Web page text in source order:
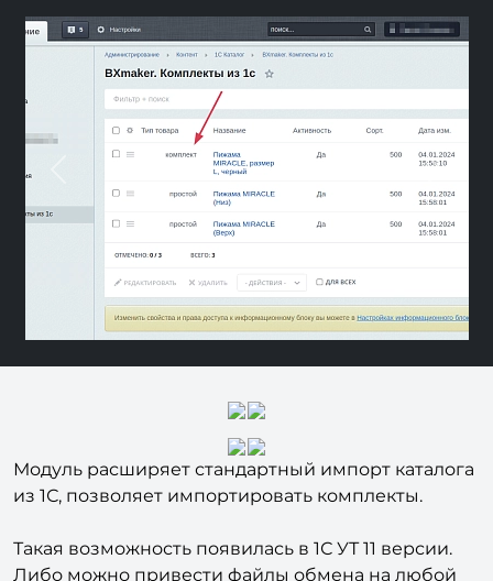
Модуль расширяет стандартный импорт каталога